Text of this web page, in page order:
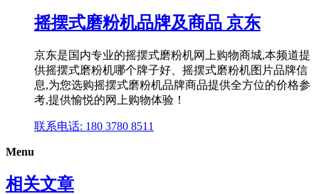
摇摆式磨粉机品牌及商品 京东
京东是国内专业的摇摆式磨粉机网上购物商城,本频道提
供摇摆式磨粉机哪个牌子好、摇摆式磨粉机图片品牌信
息,为您选购摇摆式磨粉机品牌商品提供全方位的价格参
考,提供愉悦的网上购物体验！
联系电话: 180 3780 8511
Menu
相关文章